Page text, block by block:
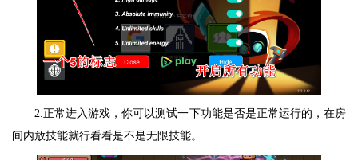
2.正常进入游戏，你可以测试一下功能是否是正常运行的，在房
间内放技能就行看看是不是无限技能。